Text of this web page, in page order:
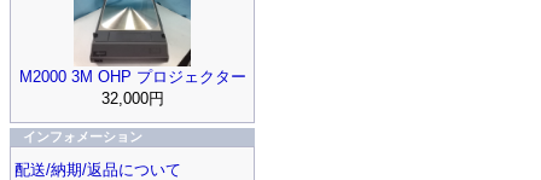
M2000 3M OHP プロジェクター
32,000円
インフォメーション
配送/納期/返品について